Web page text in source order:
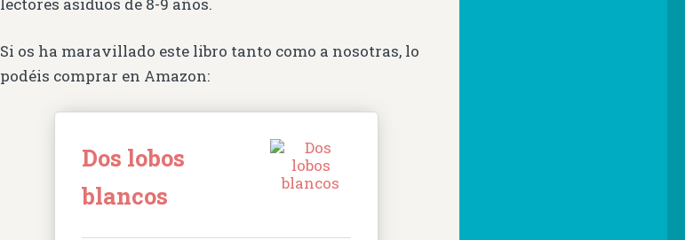
Si os ha maravillado este libro tanto como a nosotras, lo
podéis comprar en Amazon:
Dos lobos
blancos